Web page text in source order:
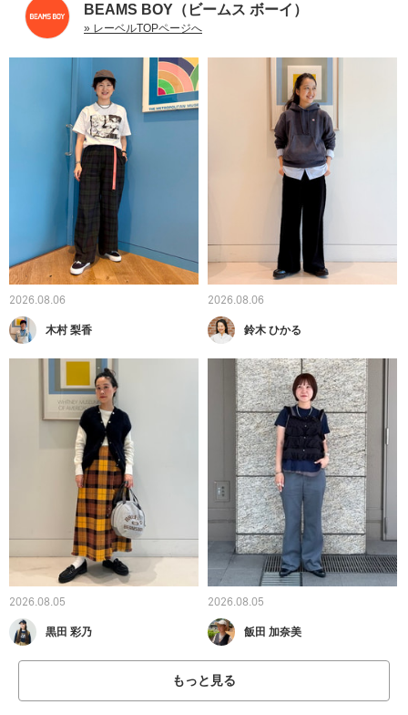
BEAMS BOY（ビームス ボーイ）
» レーベルTOPページへ
2026.08.06
木村 梨香
2026.08.06
鈴木 ひかる
2026.08.05
黒田 彩乃
2026.08.05
飯田 加奈美
もっと見る